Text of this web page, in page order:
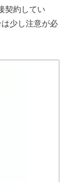
契約してい
少し注意が必